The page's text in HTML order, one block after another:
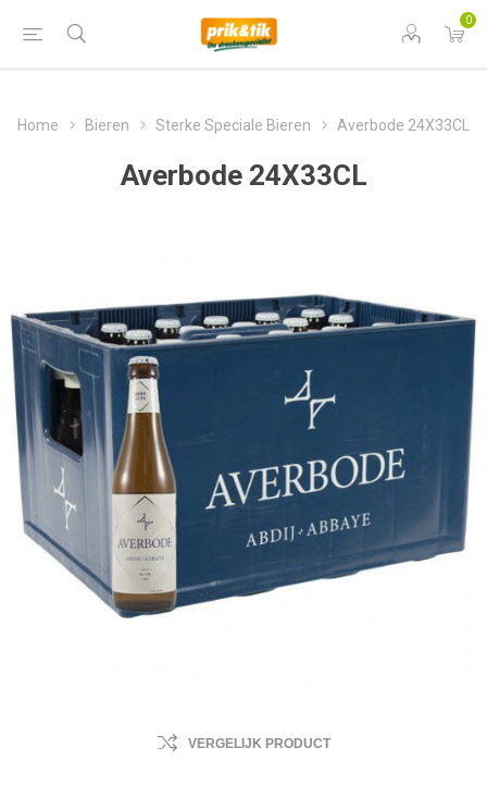
0
Home Bieren Sterke Speciale Bieren Averbode 24X33CL
Averbode 24X33CL
VERGELIJK PRODUCT